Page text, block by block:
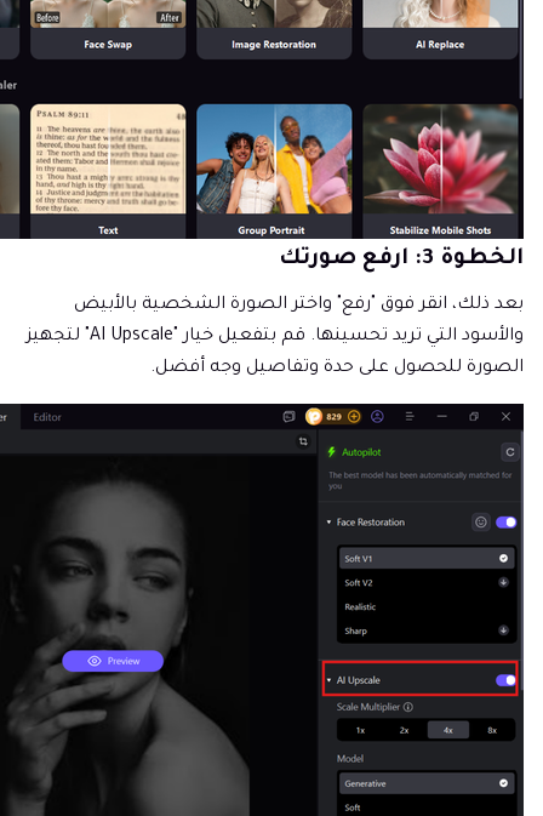
الخطوة 3: ارفع صورتك
بعد ذلك، انقر فوق "رفع" واختر الصورة الشخصية بالأبيض
والأسود التي تريد تحسينها. قم بتفعيل خيار "AI Upscale" لتجهيز
الصورة للحصول على حدة وتفاصيل وجه أفضل.